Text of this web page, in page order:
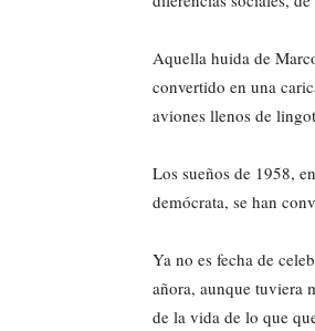
Aquella huida de
convertido en una
aviones llenos de
Los sueños de 1958,
demócrata, se han
Ya no es fecha de
añora, aunque tuviera
de la vida de lo que